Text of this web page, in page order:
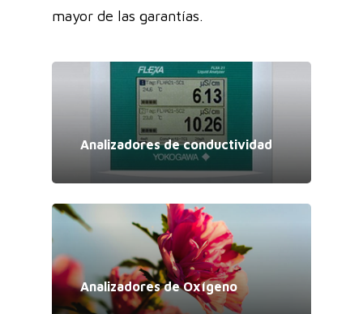
mayor de las garantías.
Analizadores de conductividad
Analizadores de Oxígeno